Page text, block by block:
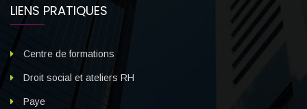
LIENS PRATIQUES
Centre de formations
Droit social et ateliers RH
Paye